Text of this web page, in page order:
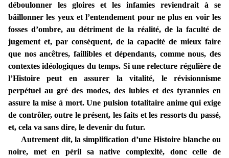
déboulonner les gloires et les infamies reviendrait à se
bâillonner les yeux et l’entendement pour ne plus en voir les
fosses d’ombre, au détriment de la réalité, de la faculté de
jugement et, par conséquent, de la capacité de mieux faire
que nos ancêtres, faillibles et dépendants, comme nous, des
contextes idéologiques du temps. Si une relecture régulière de
l’Histoire peut en assurer la vitalité, le révisionnisme
perpétuel au gré des modes, des lubies et des tyrannies en
assure la mise à mort. Une pulsion totalitaire anime qui exige
de contrôler, outre le présent, les faits et les ressorts du passé,
et, cela va sans dire, le devenir du futur.
Autrement dit, la simplification d’une Histoire blanche ou
noire, met en péril sa native complexité, donc celle de